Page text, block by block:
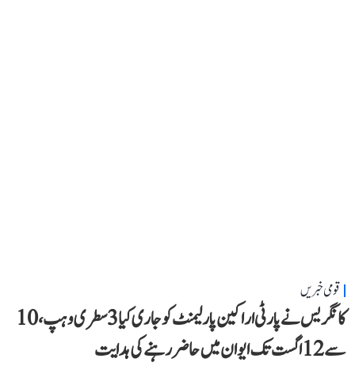
قومی خبریں
کانگریس نے پارٹی اراکین پارلیمنٹ کو جاری کیا 3 سطری وہپ، 10
سے 12 اگست تک ایوان میں حاضر رہنے کی ہدایت